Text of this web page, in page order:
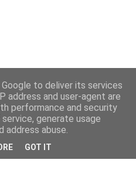
to deliver its services
address and user-agent are
performance and security
generate usage
abuse.
GOT IT